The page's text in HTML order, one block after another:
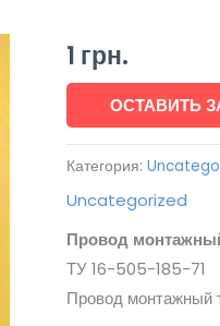
1 грн.
ОСТАВИТЬ
Категория:
Uncategorized
Провод
ТУ 16-505-185-71
Провод монтажный